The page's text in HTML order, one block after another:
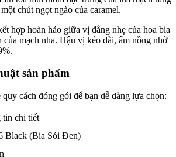
chút ngọt ngào của caramel.
hợp hoàn hảo giữa vị đắng nhẹ của hoa bia
của mạch nha. Hậu vị kéo dài, ấm nồng nhờ
sản phẩm
cách đóng gói để bạn dễ dàng lựa chọn:
tin chi tiết
Black (Bia Sói Đen)